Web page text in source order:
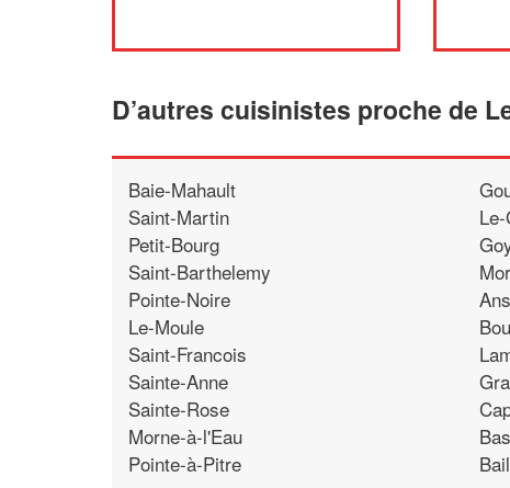
D’autres cuisinistes proche de
Baie-Mahault
Saint-Martin
Petit-Bourg
Saint-Barthelemy
Pointe-Noire
Le-Moule
Saint-Francois
Sainte-Anne
Sainte-Rose
Morne-à-l'Eau
Pointe-à-Pitre